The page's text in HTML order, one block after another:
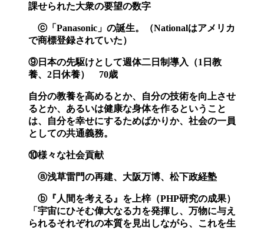
課せられた大衆の要望の数字
ⓒ「Panasonic」の誕生。（Nationalはアメリカ
で商標登録されていた）
⑨日本の先駆けとして週体二日制導入（1日教
養、2日休養） 70歳
自分の教養を高めるとか、自分の技術を向上させ
るとか、あるいは健康な身体を作るということ
は、自分を幸せにするためばかりか、社会の一員
としての共通義務。
⑩様々な社会貢献
ⓐ浅草雷門の再建、大阪万博、松下政経塾
ⓑ『人間を考える』を上梓（PHP研究の成果）
「宇宙にひそむ偉大なる力を発揮し、万物に与え
られるそれぞれの本質を見出しながら、これを生